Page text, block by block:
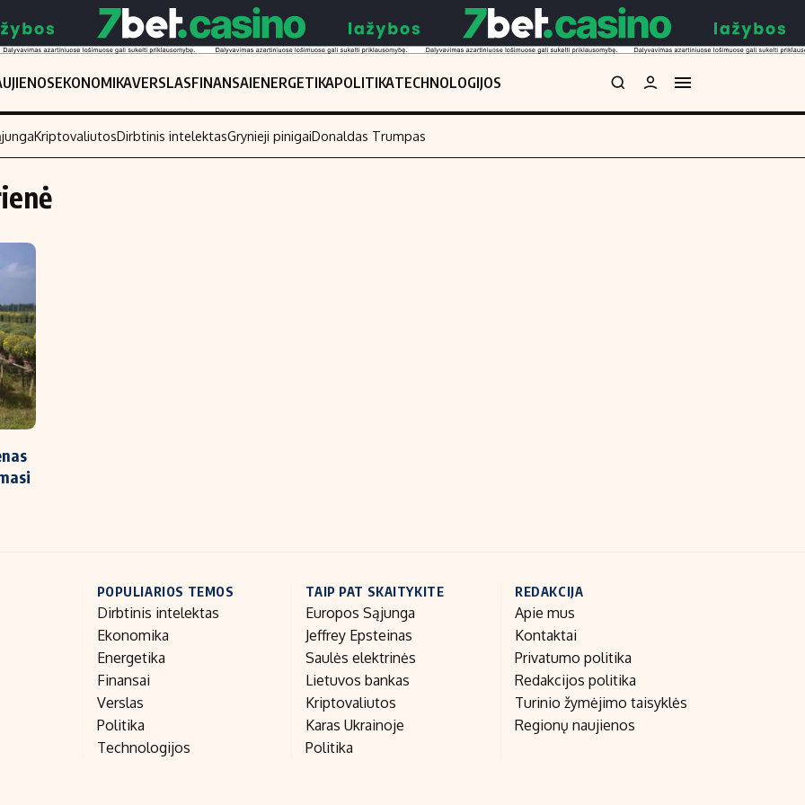
EKONOMIKAVERSLASFINANSAIENERGETIKAPOLITIKATECHNOLOGIJOS
KriptovaliutosDirbtinis intelektasGrynieji pinigaiDonaldas Trumpas
POPULIARIOS TEMOS
Dirbtinis intelektas
Ekonomika
Energetika
Finansai
Verslas
Politika
Technologijos
TAIP PAT SKAITYKITE
Europos Sąjunga
Jeffrey Epsteinas
Saulės elektrinės
Lietuvos bankas
Kriptovaliutos
Karas Ukrainoje
Politika
REDAKCIJA
Apie mus
Kontaktai
Privatumo politika
Redakcijos politika
Turinio žymėjimo taisyklės
Regionų naujienos